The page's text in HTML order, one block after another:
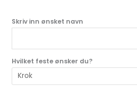
Skriv inn ønsket navn
Hvilket feste ønsker du?